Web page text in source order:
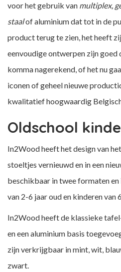
voor het gebruik van multiplex,
staalof aluminium dat tot in de
product terug te zien, het heeft
eenvoudige ontwerpen zijn
komma nagerekend, of het nu
iconen of geheel nieuwe
kwalitatief hoogwaardig
Oldschool
In2Wood heeft het design van
stoeltjes vernieuwd en in een
beschikbaar in twee formaten
van 2-6 jaar oud en kinderen van
In2Wood heeft de klassieke
en een aluminium basis
zijn verkrijgbaar in mint, wit,
zwart.